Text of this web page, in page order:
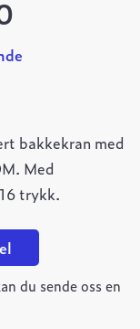
bakkekran med
Med
trykk.
du sende oss en